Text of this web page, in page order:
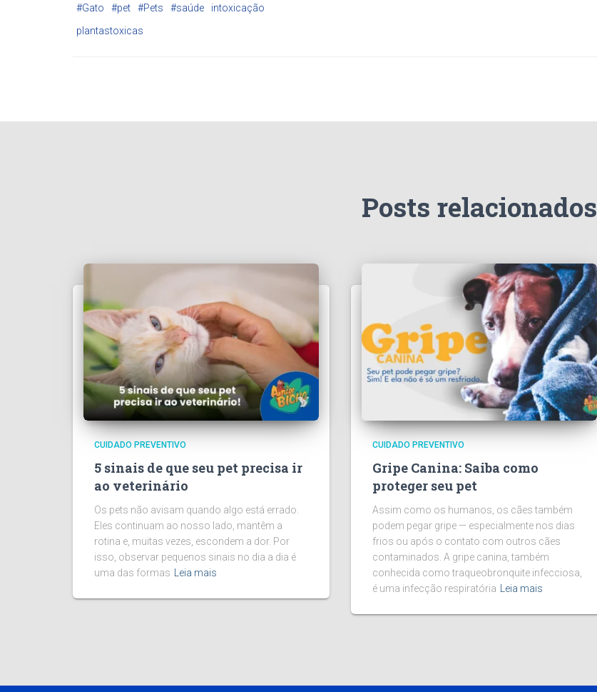
#Gato
#pet #Pets #saúde
intoxicação
plantastoxicas
Posts relacionados
CUIDADO PREVENTIVO
5 sinais de que seu pet precisa ir
ao veterinário
Os pets não avisam quando algo está errado.
Eles continuam ao nosso lado, mantêm a
rotina e, muitas vezes, escondem a dor. Por
isso, observar pequenos sinais no dia a dia é
uma das formas
Leia mais
CUIDADO PREVENTIVO
Gripe Canina: Saiba como
proteger seu pet
Assim como os humanos, os cães também
podem pegar gripe — especialmente nos dias
frios ou após o contato com outros cães
contaminados. A gripe canina, também
conhecida como traqueobronquite infecciosa,
é uma infecção respiratória
Leia mais